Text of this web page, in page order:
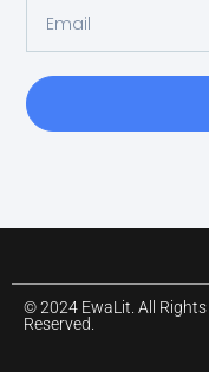
© 2024 EwaLit. All Rights
Reserved.